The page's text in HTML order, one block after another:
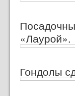
«Лаурой».
Гондолы